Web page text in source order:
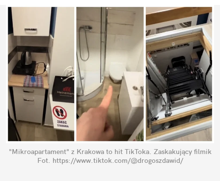
"Mikroapartament" z Krakowa to hit TikToka. Zaskakujący filmik
Fot. https://www.tiktok.com/@drogoszdawid/